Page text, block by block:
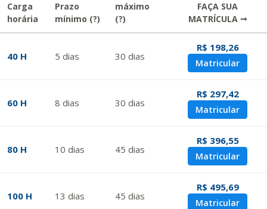
Carga
horária
Prazo
mínimo (?)
máximo
(?)
FAÇA SUA
MATRÍCULA →
40 H 5 dias 30 dias
R$ 198,26
Matricular
60 H 8 dias 30 dias
R$ 297,42
Matricular
80 H 10 dias 45 dias
R$ 396,55
Matricular
100 H 13 dias 45 dias
R$ 495,69
Matricular